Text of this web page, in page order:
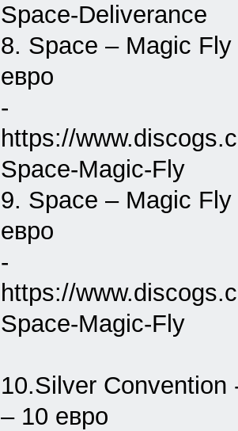
Space-Deliverance
8. Space – Magic
евро
-
https://
Space-Magic-Fly
9. Space – Magic
евро
-
https://
Space-Magic-Fly
10.Silver
– 10 евро